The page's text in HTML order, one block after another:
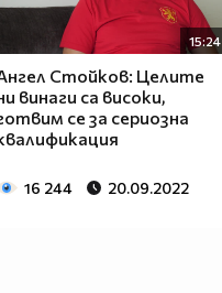
15:24
Стойков: Целите
винаги са високи,
се за сериозна
16 244 20.09.2022